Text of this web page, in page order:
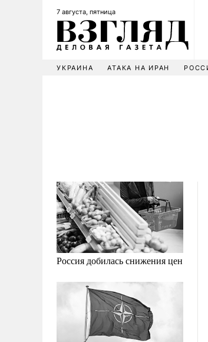
7 августа, пятница
УКРАИНА АТАКА НА ИРАН
Россия добилась снижения цен